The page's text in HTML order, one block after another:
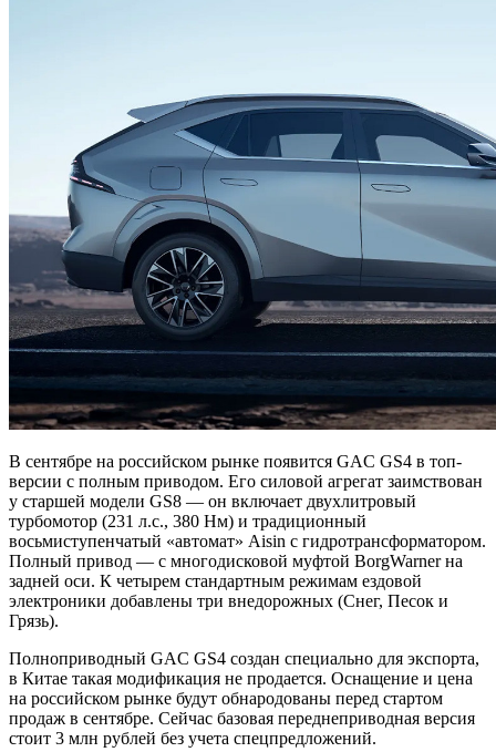
В сентябре на российском рынке появится GAC GS4 в топ-
версии с полным приводом. Его силовой агрегат заимствован
у старшей модели GS8 — он включает двухлитровый
турбомотор (231 л.с., 380 Нм) и традиционный
восьмиступенчатый «автомат» Aisin с гидротрансформатором.
Полный привод — с многодисковой муфтой BorgWarner на
задней оси. К четырем стандартным режимам ездовой
электроники добавлены три внедорожных (Снег, Песок и
Грязь).
Полноприводный GAC GS4 создан специально для экспорта,
в Китае такая модификация не продается. Оснащение и цена
на российском рынке будут обнародованы перед стартом
продаж в сентябре. Сейчас базовая переднеприводная версия
стоит 3 млн рублей без учета спецпредложений.